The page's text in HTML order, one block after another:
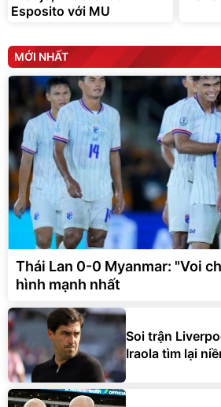
Esposito với MU
MỚI NHẤT
Thái Lan 0-0 Myanmar: "Voi
hình mạnh nhất
Soi trận
Iraola tìm lại